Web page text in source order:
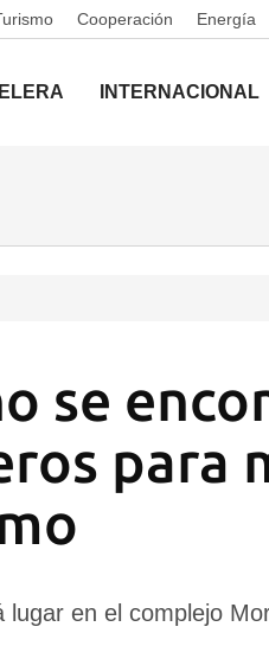
Cooperación Energía
INTERNACIONAL
se
para
en el complejo